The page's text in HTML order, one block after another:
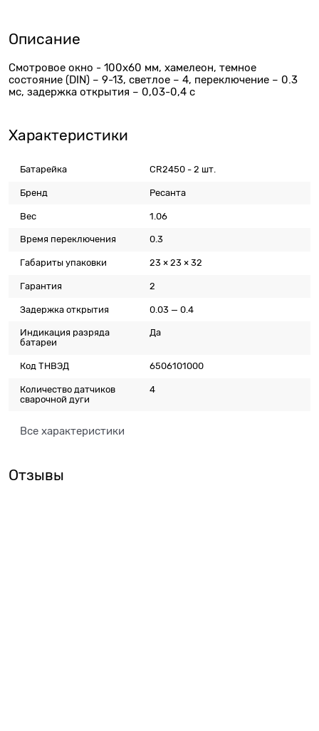
Описание
Смотровое окно - 100х60 мм, хамелеон, темное
состояние (DIN) – 9-13, светлое – 4, переключение – 0.3
мс, задержка открытия – 0,03-0,4 с
Характеристики
Батарейка CR2450 - 2 шт.
Бренд Ресанта
Вес 1.06
Время переключения 0.3
Габариты упаковки 23 × 23 × 32
Гарантия 2
Задержка открытия 0.03 — 0.4
Индикация разряда
батареи
Да
Код ТНВЭД 6506101000
Количество датчиков
сварочной дуги
4
Все характеристики
Отзывы